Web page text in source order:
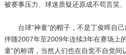
被赛事压力、球迷质疑还原成不苟言笑
台球“神童”的帽子，不是丁俊晖自己
伴随2007年至2009年连续3年在赛场上
童”的称谓，当然人们也在自觉不自觉间